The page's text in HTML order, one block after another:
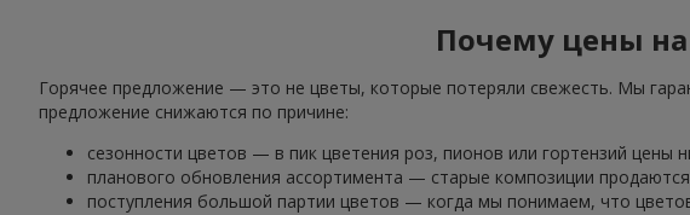
Почему цены
Горячее предложение — это не цветы, которые потеряли свежесть. Мы
предложение снижаются по причине:
сезонности цветов — в пик цветения роз, пионов или гортензий цены
планового обновления ассортимента — старые композиции
поступления большой партии цветов — когда мы понимаем, что